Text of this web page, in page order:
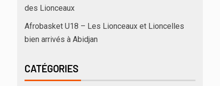
des Lionceaux
Afrobasket U18 – Les Lionceaux et Lioncelles
bien arrivés à Abidjan
CATÉGORIES